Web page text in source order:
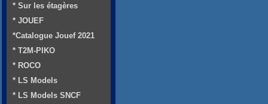
* Sur les étagères
* JOUEF
*Catalogue Jouef 2021
* T2M-PIKO
* ROCO
* LS Models
* LS Models SNCF